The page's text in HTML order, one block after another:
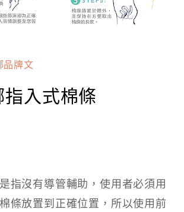
品牌文
入式棉條
指沒有導管輔助，使用者必須用
條放置到正確位置，所以使用前